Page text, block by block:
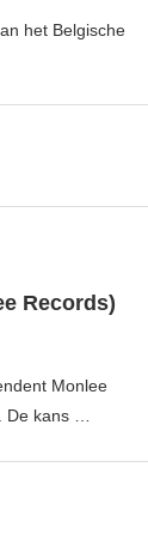
het Belgische
Records)
Monlee
De kans …